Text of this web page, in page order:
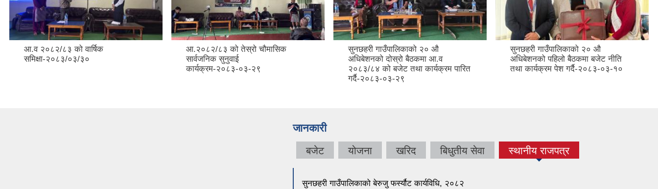
आ.व २०८२/८३ को वार्षिक
समिक्षा-२०८३/०३/३०
आ.२०८२/८३ को तेस्रो चौमासिक
सार्वजनिक सुनुवाई
कार्यक्रम-२०८३-०३-२९
सुनछहरी गाउँपालिकाको २० औ
अधिबेशनको दोस्रो बैठकमा आ.व
२०८३/८४ को बजेट तथा कार्यक्रम पारित
गर्दै-२०८३-०३-२९
सुनछहरी गाउँपालिकाको २० औ
अधिबेशनको पहिलो बैठकमा बजेट नीति
तथा कार्यक्रम पेश गर्दै-२०८३-०३-१०
जानकारी
बजेट योजना खरिद बिधुतीय सेवा स्थानीय राजपत्र
(active tab)
सुनछहरी गाउँपालिकाको बेरुजु फर्स्यौट कार्यविधि, २०८२